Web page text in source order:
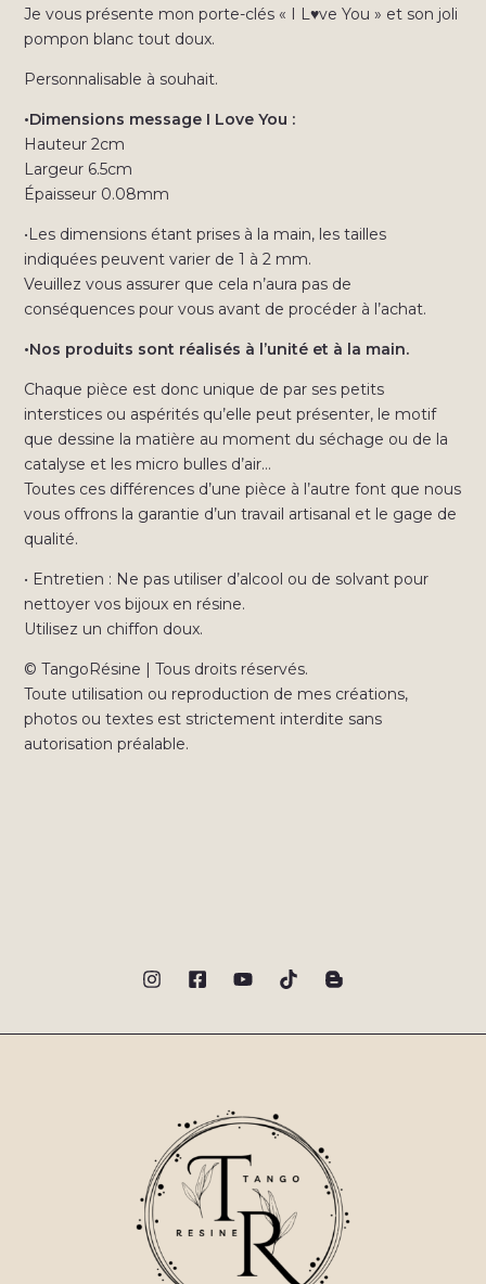
Je vous présente mon porte-clés « I L♥ve You » et son joli
pompon blanc tout doux.
Personnalisable à souhait.
•Dimensions message I Love You :
Hauteur 2cm
Largeur 6.5cm
Épaisseur 0.08mm
•Les dimensions étant prises à la main, les tailles
indiquées peuvent varier de 1 à 2 mm.
Veuillez vous assurer que cela n’aura pas de
conséquences pour vous avant de procéder à l’achat.
•Nos produits sont réalisés à l’unité et à la main.
Chaque pièce est donc unique de par ses petits
interstices ou aspérités qu’elle peut présenter, le motif
que dessine la matière au moment du séchage ou de la
catalyse et les micro bulles d’air…
Toutes ces différences d’une pièce à l’autre font que nous
vous offrons la garantie d’un travail artisanal et le gage de
qualité.
• Entretien : Ne pas utiliser d’alcool ou de solvant pour
nettoyer vos bijoux en résine.
Utilisez un chiffon doux.
© TangoRésine | Tous droits réservés.
Toute utilisation ou reproduction de mes créations,
photos ou textes est strictement interdite sans
autorisation préalable.